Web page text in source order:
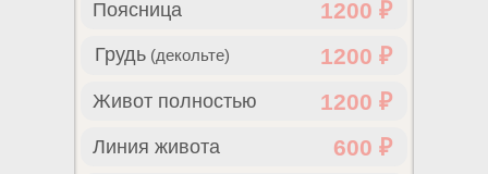
1200 ₽
(декольте)
Грудь
1200 ₽
Поясница
1200 ₽
Живот полностью
600 ₽
Линия живота